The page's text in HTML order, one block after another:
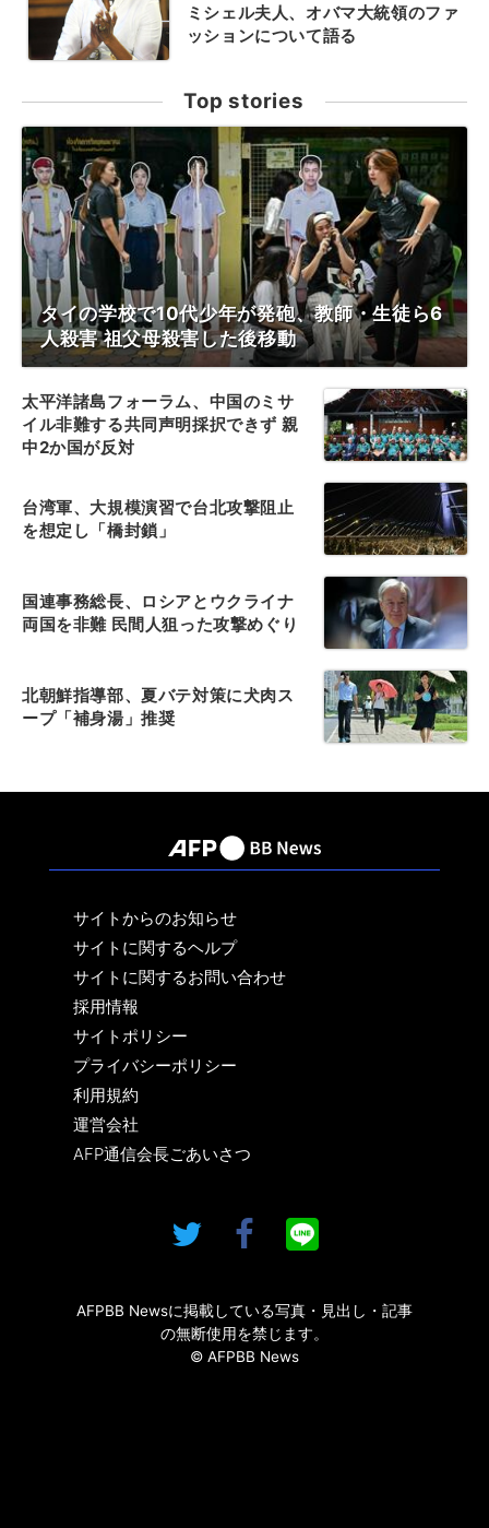
ミシェル夫人、オバマ大統領のファ
ッションについて語る
Top stories
タイの学校で10代少年が発砲、教師・生徒ら6
人殺害 祖父母殺害した後移動
太平洋諸島フォーラム、中国のミサ
イル非難する共同声明採択できず 親
中2か国が反対
台湾軍、大規模演習で台北攻撃阻止
を想定し「橋封鎖」
国連事務総長、ロシアとウクライナ
両国を非難 民間人狙った攻撃めぐり
北朝鮮指導部、夏バテ対策に犬肉ス
ープ「補身湯」推奨
サイトからのお知らせ
サイトに関するヘルプ
サイトに関するお問い合わせ
採用情報
サイトポリシー
プライバシーポリシー
利用規約
運営会社
AFP通信会長ごあいさつ
AFPBB Newsに掲載している写真・見出し・記事
の無断使用を禁じます。
© AFPBB News